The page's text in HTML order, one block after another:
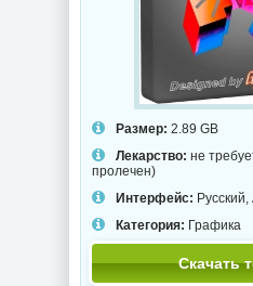
Размер: 2.89 GB
Лекарство: не
пролечен)
Интерфейс:
Категория: Графика
Скачать